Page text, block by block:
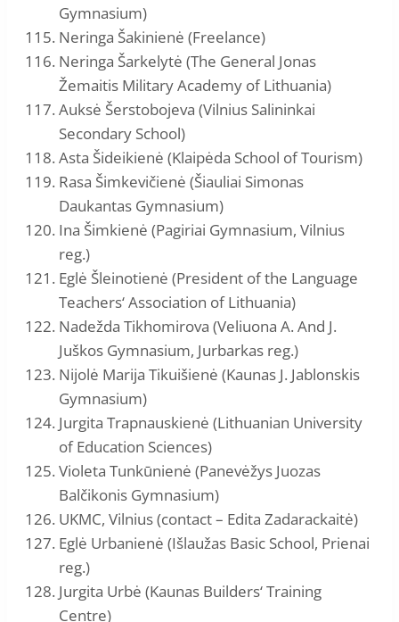
Gymnasium)
Neringa Šakinienė (Freelance)
Neringa Šarkelytė (The General Jonas
Žemaitis Military Academy of Lithuania)
Auksė Šerstobojeva (Vilnius Salininkai
Secondary School)
Asta Šideikienė (Klaipėda School of Tourism)
Rasa Šimkevičienė (Šiauliai Simonas
Daukantas Gymnasium)
Ina Šimkienė (Pagiriai Gymnasium, Vilnius
reg.)
Eglė Šleinotienė (President of the Language
Teachers‘ Association of Lithuania)
Nadežda Tikhomirova (Veliuona A. And J.
Juškos Gymnasium, Jurbarkas reg.)
Nijolė Marija Tikuišienė (Kaunas J. Jablonskis
Gymnasium)
Jurgita Trapnauskienė (Lithuanian University
of Education Sciences)
Violeta Tunkūnienė (Panevėžys Juozas
Balčikonis Gymnasium)
UKMC, Vilnius (contact – Edita Zadarackaitė)
Eglė Urbanienė (Išlaužas Basic School, Prienai
reg.)
Jurgita Urbė (Kaunas Builders‘ Training
Centre)